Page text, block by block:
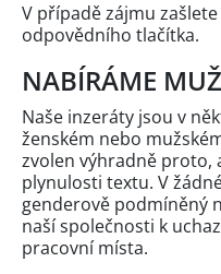
V případě zájmu
odpovědního tlačítka.
NABÍRÁME
Naše inzeráty jsou v
ženském nebo
zvolen výhradně proto,
plynulosti textu. V
genderově podmíněný
naší společnosti k
pracovní místa.